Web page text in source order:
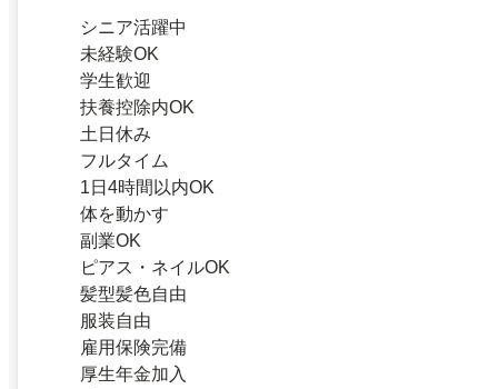
シニア活躍中
未経験OK
学生歓迎
扶養控除内OK
土日休み
フルタイム
1日4時間以内OK
体を動かす
副業OK
ピアス・ネイルOK
髪型髪色自由
服装自由
雇用保険完備
厚生年金加入